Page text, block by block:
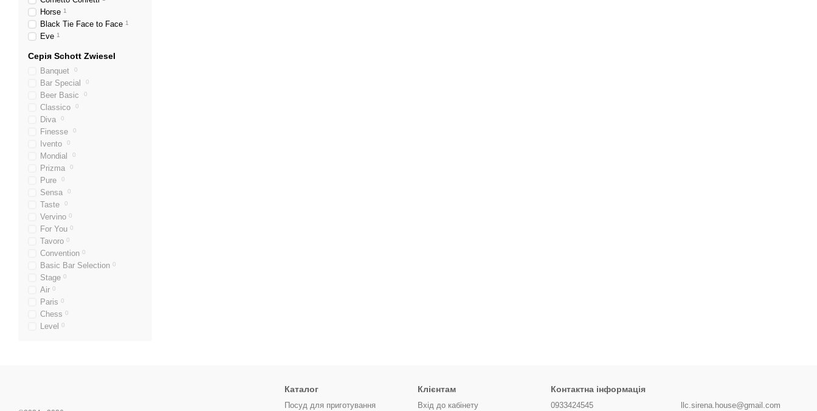
Horse 1
Black Tie Face to Face 1
Eve 1
Серія Schott Zwiesel
Banquet 0
Bar Special 0
Beer Basic 0
Classico 0
Diva 0
Finesse 0
Ivento 0
Mondial 0
Prizma 0
Pure 0
Sensa 0
Taste 0
Vervino 0
For You 0
Tavoro 0
Convention 0
Basic Bar Selection 0
Stage 0
Air 0
Paris 0
Chess 0
Level 0
Каталог
Посуд для приготування
Клієнтам
Вхід до кабінету
Контактна інформація
0933424545 llc.sirena.house@gmail.com